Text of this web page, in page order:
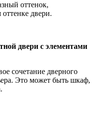
оттенок,
двери.
двери с элементами
сочетание дверного
Это может быть шкаф,